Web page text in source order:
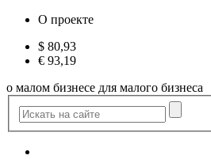
О проекте
$ 80,93
€ 93,19
о малом бизнесе для малого бизнеса